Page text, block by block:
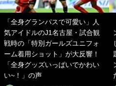
「全身グランパスで可愛い」人
気アイドルのJ1名古屋・試合観
戦時の「特別ガールズユニフォ
ーム着用ショット」が大反響！
「全身グッズいっぱいでかわい
い~！」の声